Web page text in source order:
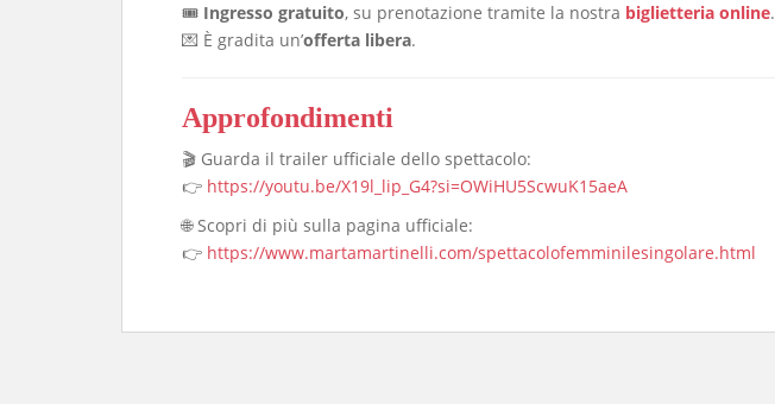
🎟 Ingresso gratuito, su prenotazione tramite la nostra biglietteria online.
💌 È gradita un’offerta libera.
Approfondimenti
🎬 Guarda il trailer ufficiale dello spettacolo:
👉 https://youtu.be/X19l_lip_G4?si=OWiHU5ScwuK15aeA
🌐 Scopri di più sulla pagina ufficiale:
👉 https://www.martamartinelli.com/spettacolofemminilesingolare.html